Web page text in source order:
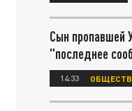
Сын пропавшей
"последнее
14:33